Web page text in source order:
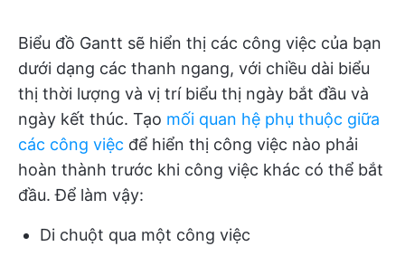
Biểu đồ Gantt sẽ hiển thị các công việc của bạn
dưới dạng các thanh ngang, với chiều dài biểu
thị thời lượng và vị trí biểu thị ngày bắt đầu và
ngày kết thúc. Tạo mối quan hệ phụ thuộc giữa
các công việc để hiển thị công việc nào phải
hoàn thành trước khi công việc khác có thể bắt
đầu. Để làm vậy:
Di chuột qua một công việc